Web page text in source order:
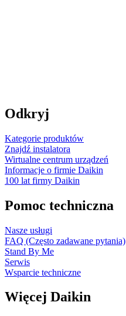
Odkryj
Kategorie produktów
Znajdź instalatora
Wirtualne centrum urządzeń
Informacje o firmie Daikin
100 lat firmy Daikin
Pomoc techniczna
Nasze usługi
FAQ (Często zadawane pytania)
Stand By Me
Serwis
Wsparcie techniczne
Więcej Daikin